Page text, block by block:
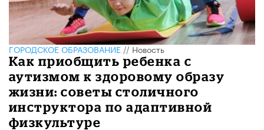
ГОРОДСКОЕ ОБРАЗОВАНИЕ//Новость
Как приобщить ребенка с
аутизмом к здоровому образу
жизни: советы столичного
инструктора по адаптивной
физкультуре